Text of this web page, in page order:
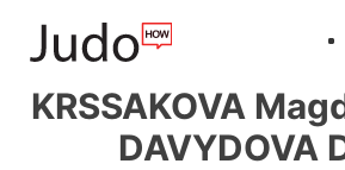
KRSSAKOVA
DAVYDOVA